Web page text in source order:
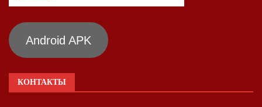
Android APK
КОНТАКТЫ